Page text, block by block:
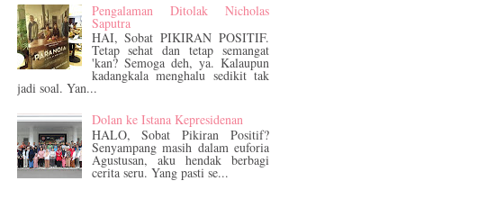
Pengalaman Ditolak Nicholas
Saputra
HAI, Sobat PIKIRAN POSITIF.
Tetap sehat dan tetap semangat
'kan? Semoga deh, ya. Kalaupun
kadangkala menghalu sedikit tak
jadi soal. Yan...
Dolan ke Istana Kepresidenan
HALO, Sobat Pikiran Positif?
Senyampang masih dalam euforia
Agustusan, aku hendak berbagi
cerita seru. Yang pasti se...